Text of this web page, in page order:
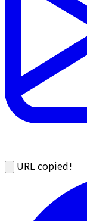
URL copied!